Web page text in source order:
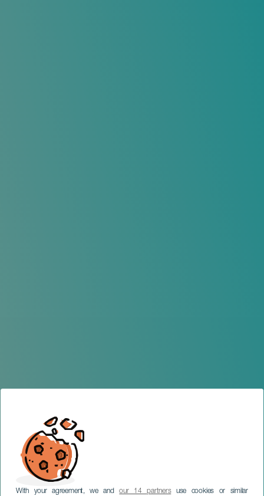
With your agreement, we andour 14 partnersuse cookies or similar